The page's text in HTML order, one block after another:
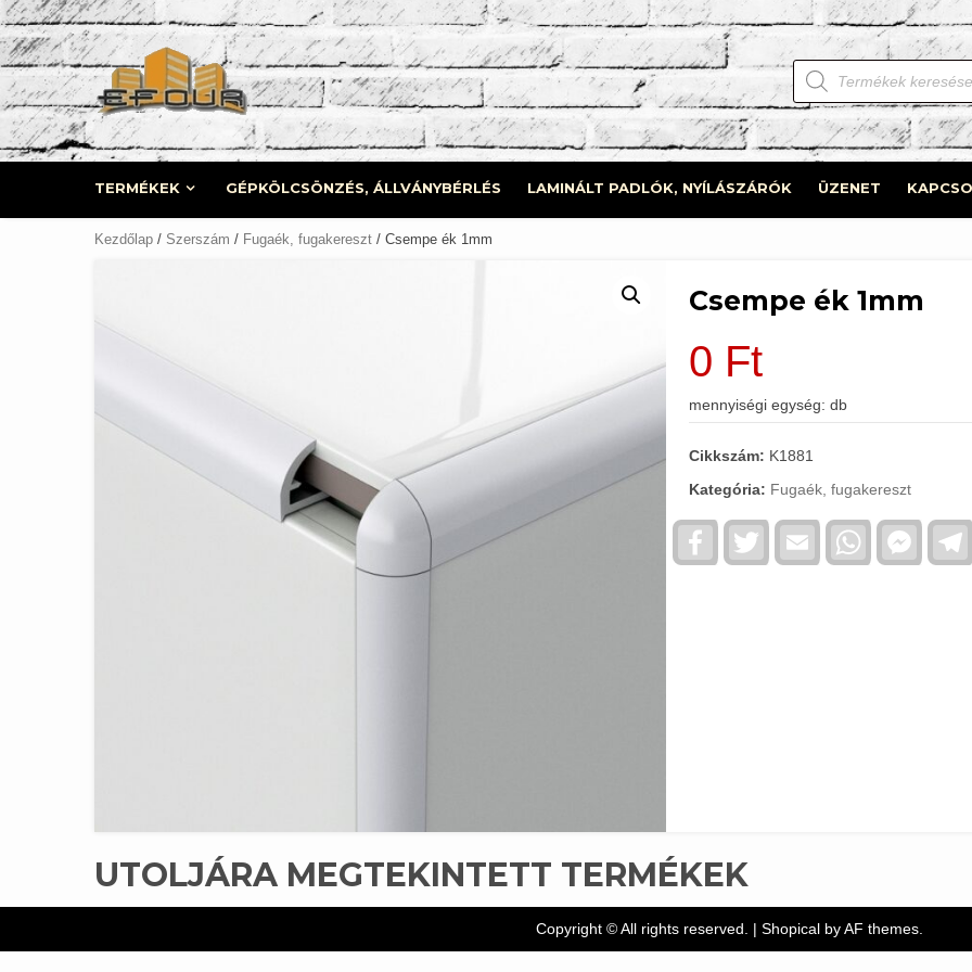
Skip
to
content
Products
search
TERMÉKEK GÉPKÖLCSÖNZÉS, ÁLLVÁNYBÉRLÉS LAMINÁLT PADLÓK, NYÍLÁSZÁRÓK ÜZENET
Kezdőlap / Szerszám / Fugaék, fugakereszt / Csempe ék 1mm
Csempe ék 1mm
0 Ft
mennyiségi egység: db
Cikkszám: K1881
Kategória: Fugaék, fugakereszt
FacebookTwitter Email WhatsApp
UTOLJÁRA MEGTEKINTETT TERMÉKEK
Copyright © All rights reserved. | Shopicalby AF themes.